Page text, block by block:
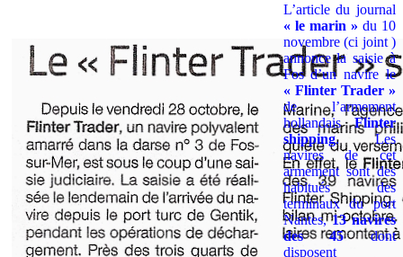
L’article du journal
« le marin » du 10
novembre (ci joint )
annonce la saisie à
Fos d’un navire le
« Flinter Trader »
de l’armement
hollandaisFlinter
shipping. Les
navires de cet
armement sont des
habitués des
terminaux du port
Nantes,13 navires
des 45dont
disposent